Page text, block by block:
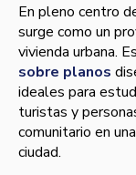
En pleno centro
surge como un
vivienda urbana.
sobre planos
ideales para
turistas y
comunitario en
ciudad.